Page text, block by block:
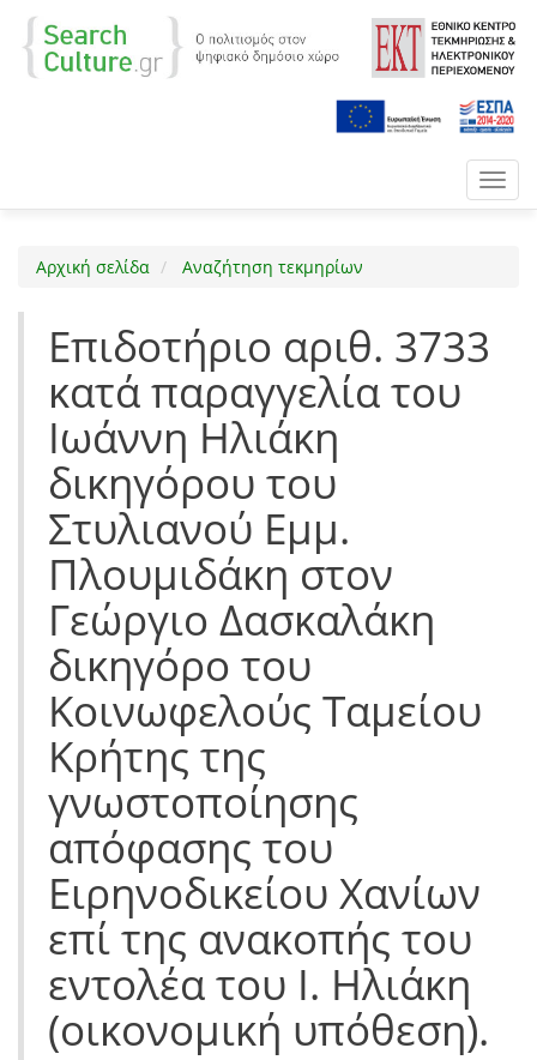
Αρχική σελίδα Αναζήτηση τεκμηρίων
Επιδοτήριο αριθ. 3733
κατά παραγγελία του
Ιωάννη Ηλιάκη
δικηγόρου του
Στυλιανού Εμμ.
Πλουμιδάκη στον
Γεώργιο Δασκαλάκη
δικηγόρο του
Κοινωφελούς Ταμείου
Κρήτης της
γνωστοποίησης
απόφασης του
Ειρηνοδικείου Χανίων
επί της ανακοπής του
εντολέα του Ι. Ηλιάκη
(οικονομική υπόθεση).